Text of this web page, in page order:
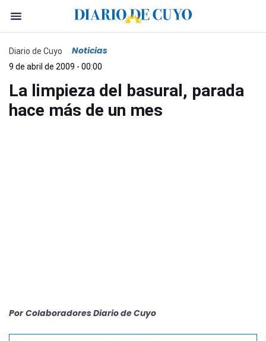
Diario de Cuyo Noticias
9 de abril de 2009 - 00:00
La limpieza del basural, parada
hace más de un mes
Por Colaboradores Diario de Cuyo